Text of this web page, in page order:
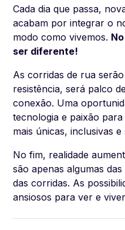
Cada dia que passa,
acabam por integrar o
modo como vivemos.
ser diferente!
As corridas de rua
resistência, será palco
conexão. Uma
tecnologia e paixão
mais únicas, inclusivas e
No fim, realidade
são apenas algumas
das corridas. As
ansiosos para ver e